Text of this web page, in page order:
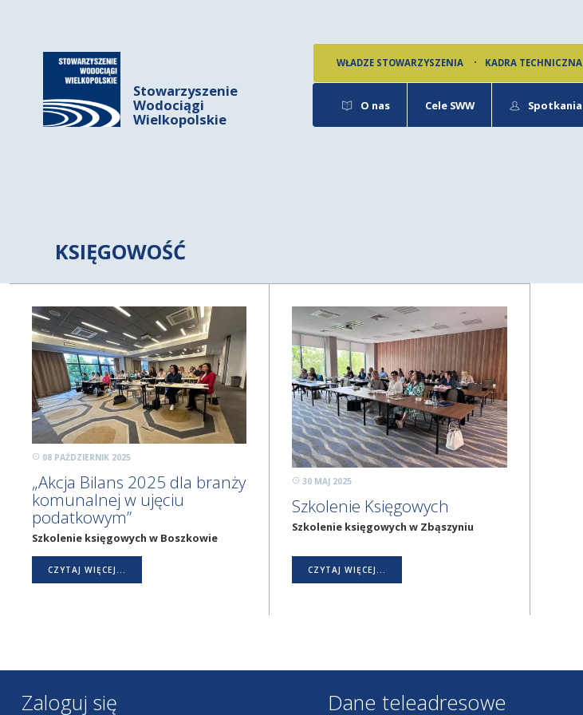
Stowarzyszenie
Wodociągi
Wielkopolskie
WŁADZE STOWARZYSZENIA KADRA TECHNICZNA
O nas Cele SWW Spotkania
KSIĘGOWOŚĆ
„Akcja Bilans 2025 dla branży
komunalnej w ujęciu
podatkowym”
08 PAŹDZIERNIK 2025
Szkolenie księgowych w Boszkowie
CZYTAJ WIĘCEJ...
Szkolenie Księgowych
30 MAJ 2025
Szkolenie księgowych w Zbąszyniu
CZYTAJ WIĘCEJ...
Zaloguj się Dane teleadresowe